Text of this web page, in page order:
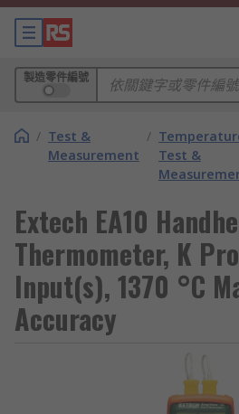
製造零件編號
/ Test &
Measurement
/
Test &
Extech EA10
Thermometer, K
Input(s), 1370 °C
Accuracy